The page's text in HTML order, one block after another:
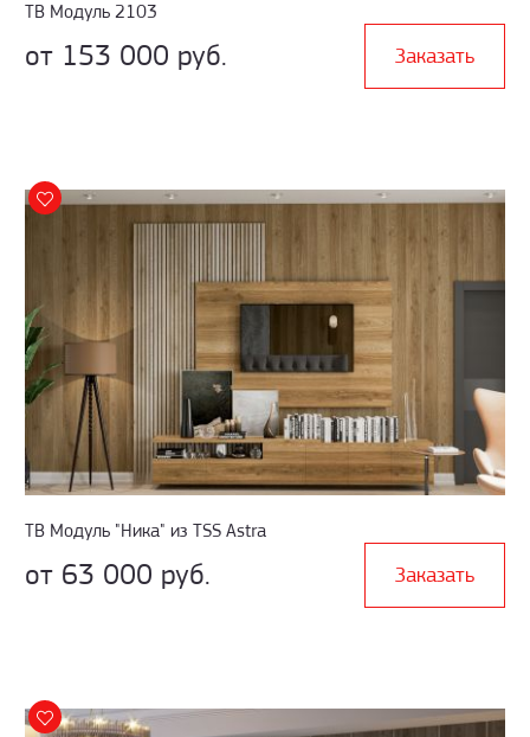
ТВ Модуль 2103
от 153 000 руб. Заказать
TB Модуль "Ника" из TSS Astra
от 63 000 руб. Заказать